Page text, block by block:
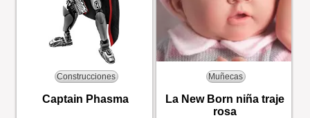
Construcciones
Captain Phasma
Muñecas
La New Born niña traje
rosa